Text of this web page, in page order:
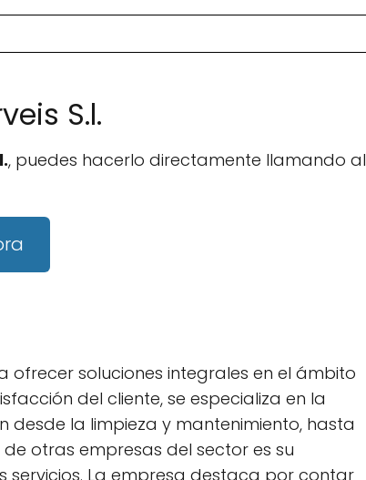
S.l.
, puedes hacerlo directamente llamando al
ofrecer soluciones integrales en el ámbito
del cliente, se especializa en la
desde la limpieza y mantenimiento, hasta
otras empresas del sector es su
La empresa destaca por contar